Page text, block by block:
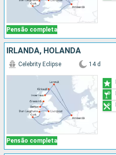
Pensão completa
IRLANDA, HOLANDA
Pensão completa
Celebrity Eclipse 14 d